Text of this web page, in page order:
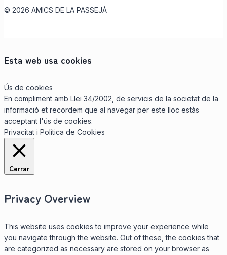
© 2026 AMICS DE LA PASSEJÀ
Esta web usa cookies
Ús de cookies
En compliment amb Llei 34/2002, de servicis de la societat de la
informació et recordem que al navegar per este lloc estàs
acceptant l'ús de cookies.
Privacitat i Política de Cookies
Cerrar
Privacy Overview
This website uses cookies to improve your experience while
you navigate through the website. Out of these, the cookies that
are categorized as necessary are stored on your browser as